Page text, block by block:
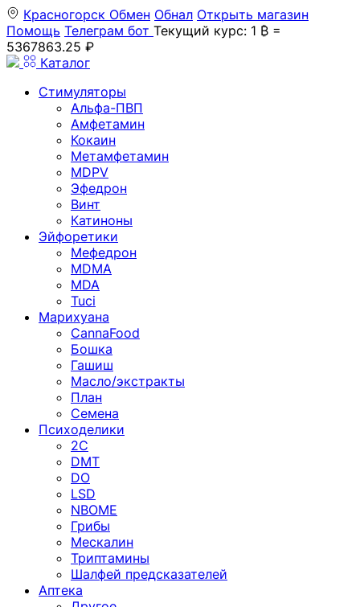
Красногорск Обмен Обнал Открыть магазин
Помощь Телеграм бот Текущий курс: 1 ₿ =
5367863.25 ₽
Каталог
Стимуляторы
Альфа-ПВП
Амфетамин
Кокаин
Метамфетамин
MDPV
Эфедрон
Винт
Катиноны
Эйфоретики
Мефедрон
MDMA
MDA
Tuci
Марихуана
CannaFood
Бошка
Гашиш
Масло/экстракты
План
Семена
Психоделики
2C
DMT
DO
LSD
NBOME
Грибы
Мескалин
Триптамины
Шалфей предсказателей
Аптека